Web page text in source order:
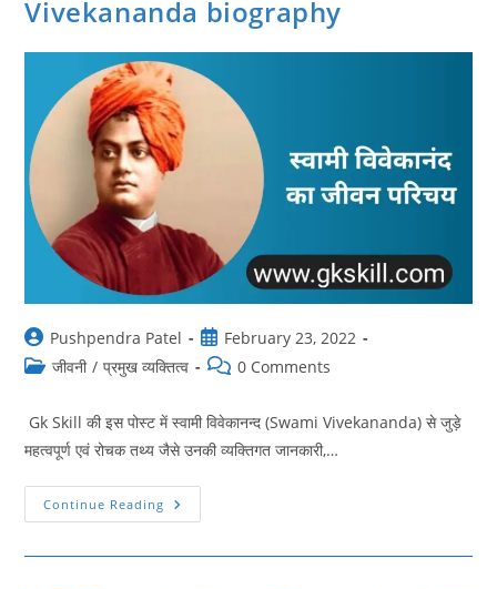
Vivekananda biography
Post
author:
Pushpendra Patel
Post
published:
February 23, 2022
Postजीवनी / प्रमुख व्यक्तित्व
Post0 Comments
Gk Skill की इस पोस्ट में स्वामी विवेकानन्द (Swami Vivekananda) से जुड़े
महत्वपूर्ण एवं रोचक तथ्य जैसे उनकी व्यक्तिगत जानकारी,…
Continue Reading स्वामी
विवेकानन्द
Swami